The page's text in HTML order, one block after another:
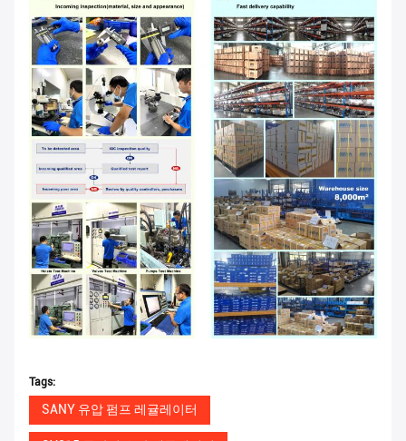
Tags:
SANY 유압 펌프 레귤레이터